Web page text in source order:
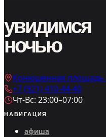
увидимся
ночью
Конюшенная площадь
+7 (921) 410-44-40
Чт-Вс: 23:00–07:00
НАВИГАЦИЯ
афиша